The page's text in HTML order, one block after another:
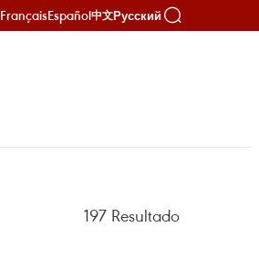
FrançaisEspañol中文Русский
197 Resultado